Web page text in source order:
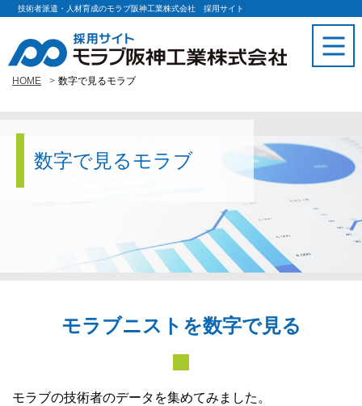
技術者派遣・人材育成のモラブ阪神工業株式会社 採用サイト
HOME 数字で見るモラブ
数字で見るモラブ
モラブニストを数字で見る
モラブの技術者のデータを集めてみました。